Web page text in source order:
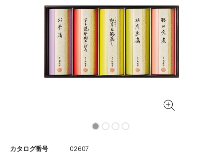
カタログ番号
02607